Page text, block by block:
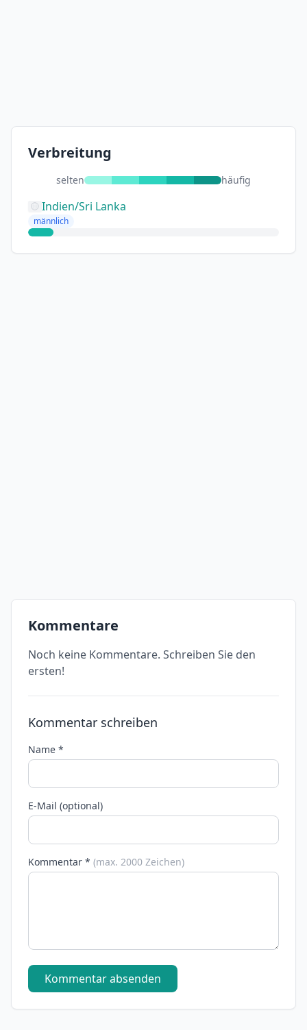
Verbreitung
selten häufig
Indien/Sri Lanka
männlich
Kommentare
Noch keine Kommentare. Schreiben Sie den
ersten!
Kommentar schreiben
Name *
E-Mail (optional)
Kommentar * (max. 2000 Zeichen)
Kommentar absenden